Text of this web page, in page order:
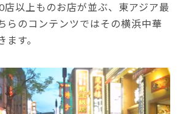
店以上ものお店が並ぶ、東アジア最
らのコンテンツではその横浜中華
す。